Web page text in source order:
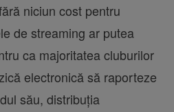
niciun cost pentru
de streaming ar putea
ca majoritatea cluburilor
electronică să raporteze
său, distribuția